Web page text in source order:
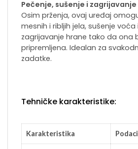
Pečenje, sušenje i zagrijavanje
Osim prženja, ovaj uređaj
mesnih i ribljih jela, sušenje
zagrijavanje hrane tako da ona
pripremljena. Idealan za
zadatke.
Tehničke karakteristike:
Karakteristika Podaci